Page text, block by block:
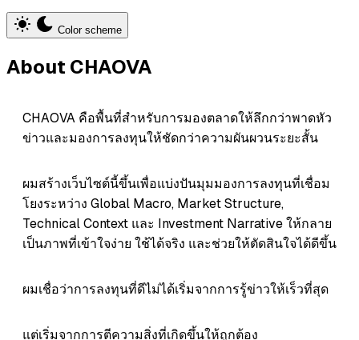
Color scheme
About CHAOVA
CHAOVA คือพื้นที่สำหรับการมองตลาดให้ลึกกว่าพาดหัว
ข่าวและมองการลงทุนให้ชัดกว่าความผันผวนระยะสั้น
ผมสร้างเว็บไซต์นี้ขึ้นเพื่อแบ่งปันมุมมองการลงทุนที่เชื่อม
โยงระหว่าง Global Macro, Market Structure,
Technical Context และ Investment Narrative ให้กลาย
เป็นภาพที่เข้าใจง่าย ใช้ได้จริง และช่วยให้ตัดสินใจได้ดีขึ้น
ผมเชื่อว่าการลงทุนที่ดีไม่ได้เริ่มจากการรู้ข่าวให้เร็วที่สุด
แต่เริ่มจากการตีความสิ่งที่เกิดขึ้นให้ถูกต้อง